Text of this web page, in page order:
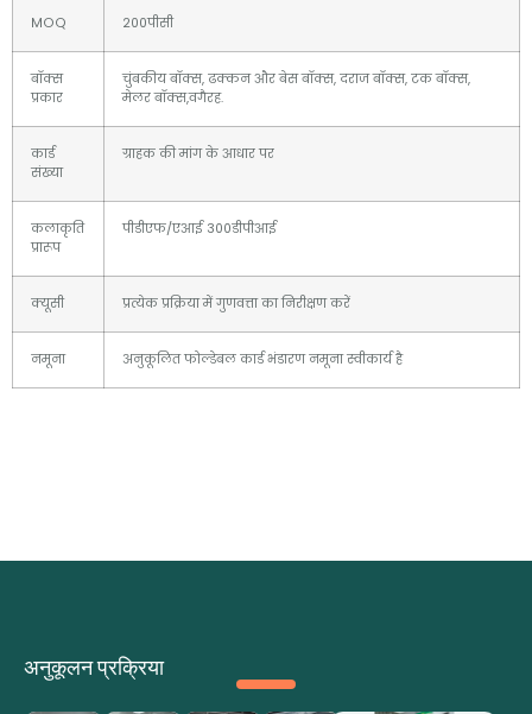
MOQ 200पीसी
बॉक्स
प्रकार
चुंबकीय बॉक्स, ढक्कन और बेस बॉक्स, दराज बॉक्स, टक बॉक्स,
मेलर बॉक्स,वगैरह.
कार्ड
संख्या
ग्राहक की मांग के आधार पर
कलाकृति
प्रारूप
पीडीएफ/एआई 300डीपीआई
क्यूसी प्रत्येक प्रक्रिया में गुणवत्ता का निरीक्षण करें
नमूना अनुकूलित फोल्डेबल कार्ड भंडारण नमूना स्वीकार्य है
अनुकूलन प्रक्रिया